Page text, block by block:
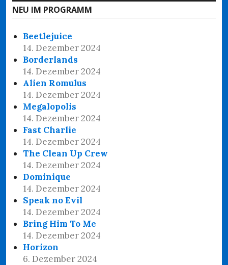
NEU IM PROGRAMM
Beetlejuice
14. Dezember 2024
Borderlands
14. Dezember 2024
Alien Romulus
14. Dezember 2024
Megalopolis
14. Dezember 2024
Fast Charlie
14. Dezember 2024
The Clean Up Crew
14. Dezember 2024
Dominique
14. Dezember 2024
Speak no Evil
14. Dezember 2024
Bring Him To Me
14. Dezember 2024
Horizon
6. Dezember 2024